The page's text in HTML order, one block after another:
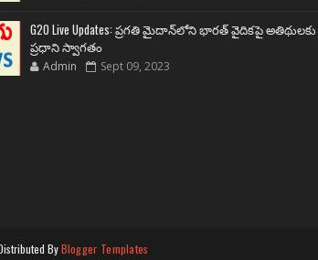
G20 Live Updates: ప్రగతి మైదాన్‌లోని భారత్ వైదికపై అతిథులకు
ప్రధాని స్వాగతం
Admin Sept 09, 2023
ByBlogger Templates